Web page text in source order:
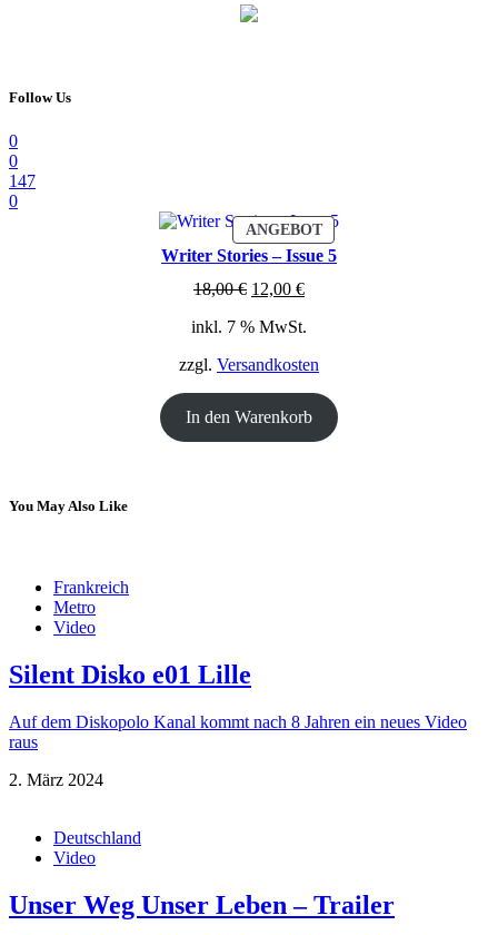
Follow Us
0
0
147
0
ANGEBOTPRODUKT
IM
ANGEBOT
Writer Stories – Issue 5
18,00€ Ursprünglicher
war:
12,00 €Aktueller
ist:
inkl. 7 % MwSt.
zzgl. Versandkosten
In den Warenkorb
You May Also Like
Frankreich
Metro
Video
Silent Disko e01 Lille
Auf dem Diskopolo Kanal kommt nach 8 Jahren ein neues Video
raus
2. März 2024
Deutschland
Video
Unser Weg Unser Leben – Trailer